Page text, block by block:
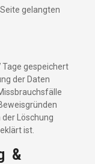
gelangten
gespeichert
der Daten
Löschung
ist.
&